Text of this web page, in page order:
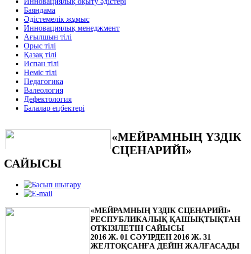
Баяндама
Әдістемелік жұмыс
Инновациялық менеджмент
Ағылшын тілі
Орыс тілі
Қазақ тілі
Испан тілі
Неміс тілі
Педагогика
Валеология
Дефектология
Балалар еңбектері
«МЕЙРАМНЫҢ ҮЗДІК
СЦЕНАРИЙІ»
САЙЫСЫ
«МЕЙРАМНЫҢ ҮЗДІК СЦЕНАРИЙІ»
РЕСПУБЛИКАЛЫҚ ҚАШЫҚТЫҚТАН
ӨТКІЗІЛЕТІН САЙЫСЫ
2016 Ж. 01 СӘУІРДЕН 2016 Ж. 31
ЖЕЛТОҚСАНҒА ДЕЙІН ЖАЛҒАСАДЫ